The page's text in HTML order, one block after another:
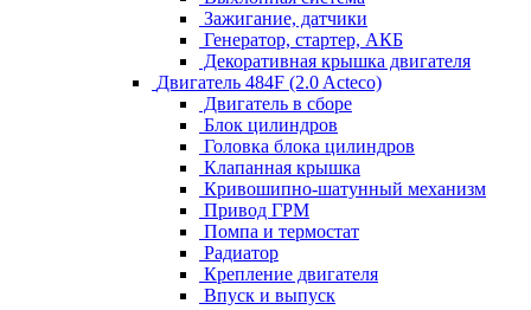
Зажигание, датчики
Генератор, стартер, АКБ
Декоративная крышка двигателя
Двигатель 484F (2.0 Acteco)
Двигатель в сборе
Блок цилиндров
Головка блока цилиндров
Клапанная крышка
Кривошипно-шатунный механизм
Привод ГРМ
Помпа и термостат
Радиатор
Крепление двигателя
Впуск и выпуск